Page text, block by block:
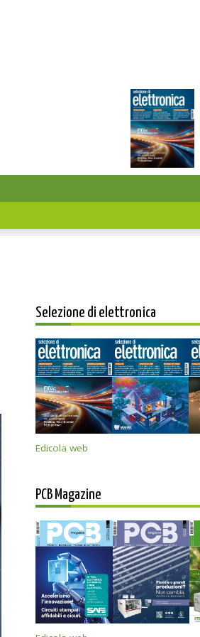
Selezione di elettronica
Edicola web
PCB Magazine